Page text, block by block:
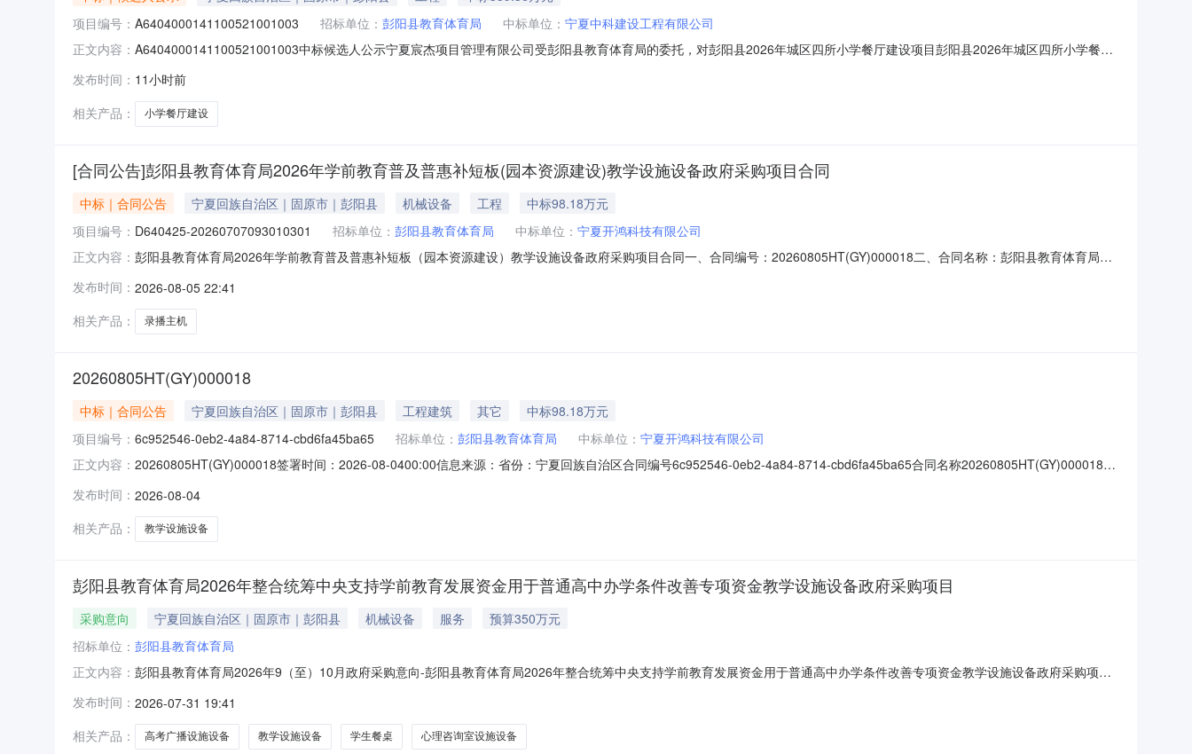
项目编号： A6404000141100521001003 招标单位： 彭阳县教育体育局 中标单位： 宁夏中科建设工程有限公司
正文内容： A6404000141100521001003中标候选人公示宁夏宸杰项目管理有限公司受彭阳县教育体育局的委托，对彭阳县2026年城区四所小学餐厅建设项目彭阳县2026年城区四所小学餐厅
标委员会推荐的中标候选人名单及其排序中标候选人排名单位名称投标报价工期质量标准项目负责人相关证书及编号评标得分第一中标候选人宁夏中科建设工程有限公司359360
发布时间： 11小时前
相关产品：
小学餐厅建设
[合同公告]彭阳县教育体育局2026年学前教育普及普惠补短板(园本资源建设)教学设施设备政府采购项目合同
中标｜合同公告 宁夏回族自治区｜固原市｜彭阳县 机械设备 工程
中标98.18万元
项目编号： D640425-20260707093010301 招标单位： 彭阳县教育体育局 中标单位： 宁夏开鸿科技有限公司
正文内容： 彭阳县教育体育局2026年学前教育普及普惠补短板（园本资源建设）教学设施设备政府采购项目合同一、合同编号：20260805HT(GY)000018二、合同名称：彭阳县教育体育局
育普及普惠补短板（园本资源建设）教学设施设备政府采购项目五、合同主体采购人（甲方）：彭阳县教育体育局地址：彭阳县白阳镇栖凤街595号联系方式：0954-701
发布时间： 2026-08-05 22:41
相关产品：
录播主机
20260805HT(GY)000018
中标｜合同公告 宁夏回族自治区｜固原市｜彭阳县 工程建筑 其它
中标98.18万元
项目编号： 6c952546-0eb2-4a84-8714-cbd6fa45ba65 招标单位： 彭阳县教育体育局 中标单位： 宁夏开鸿科技有限公司
正文内容： 20260805HT(GY)000018签署时间：2026-08-0400:00信息来源：省份：宁夏回族自治区合同编号6c952546-0eb2-4a84-8714-cbd6fa45ba65合同名称20260805HT(GY)000018项
供应商宁夏开鸿科技有限公司合同金额981,800签署时间2026-08-0400:00:00
发布时间： 2026-08-04
相关产品：
教学设施设备
彭阳县教育体育局2026年整合统筹中央支持学前教育发展资金用于普通高中办学条件改善专项资金教学设施设备政府采购项目
采购意向 宁夏回族自治区｜固原市｜彭阳县 机械设备 服务
预算350万元
招标单位： 彭阳县教育体育局
正文内容： 彭阳县教育体育局2026年9（至）10月政府采购意向-彭阳县教育体育局2026年整合统筹中央支持学前教育发展资金用于普通高中办学条件改善专项资金教学设施设备政府采购项目
年9（至）10月政府采购意向采购单位：彭阳县教育体育局采购项目名称：彭阳县教育体育局2026年整合统筹中央支持学前教育发展资金用于普通高中办学条件改善专项资金教学设
施设备政府采购项目预算金
发布时间： 2026-07-31 19:41
相关产品：
高考广播设施设备 教学设施设备 学生餐桌 心理咨询室设施设备